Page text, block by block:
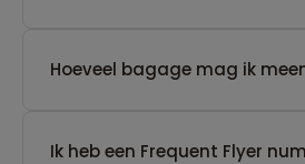
Hoeveel bagage mag ik
Ik heb een Frequent Flyer